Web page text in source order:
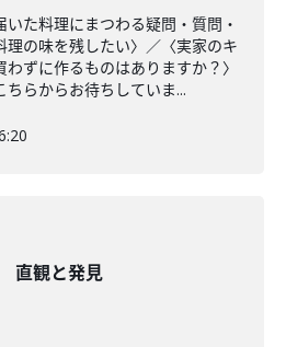
いた料理にまつわる疑問・質問・
の味を残したい〉／〈実家のキ
ずに作るものはありますか？〉
らからお待ちしていま...
観と発見